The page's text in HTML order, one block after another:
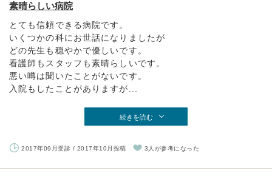
素晴らしい病院
とても信頼できる病院です。
いくつかの科にお世話になりましたが
どの先生も穏やかで優しいです。
看護師もスタッフも素晴らしいです。
悪い噂は聞いたことがないです。
入院もしたことがありますが...
続きを読む
2017年09月受診 / 2017年10月投稿 3人が参考になった